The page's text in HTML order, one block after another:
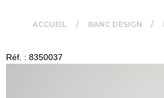
ACCUEIL BANC DESIGN
Réf. : 8350037